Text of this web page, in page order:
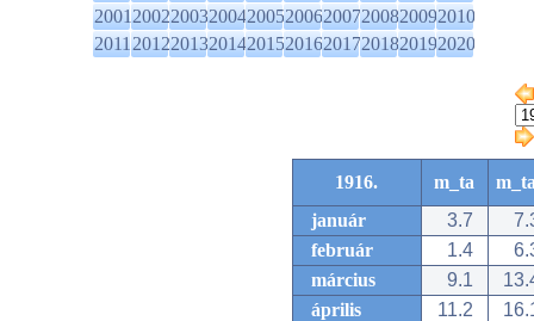
2001200220032004200520062007200820092010
2011201220132014201520162017201820192020
1916. m_ta
január
3.7
február
1.4
március
9.1
április
11.2